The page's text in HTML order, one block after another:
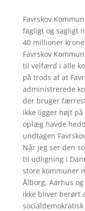
Favrskov
fagligt og sagligt
40 millioner
Favrskov
til velfærd i alle
på trods af at
administrerede
der bruger
ikke ligger højt
oplæg havde
undtagen
Når jeg ser den
til udligning i
store kommuner
Ålborg, Aarhus
ikke bliver berørt